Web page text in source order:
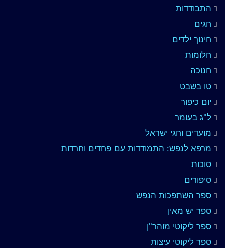
התבודדות
חגים
חינוך ילדים
חלומות
חנוכה
טו בשבט
יום כיפור
ל"ג בעומר
מועדים וחגי ישראל
מרפא לנפש: התמודדות עם פחדים וחרדות
סוכות
סיפורים
ספר השתפכות הנפש
ספר יש מאין
ספר ליקוטי מוהר"ן
ספר ליקוטי עיצות